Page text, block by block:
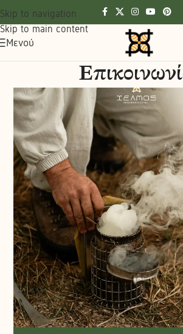
Skip to navigation
Skip to main content
Μενού